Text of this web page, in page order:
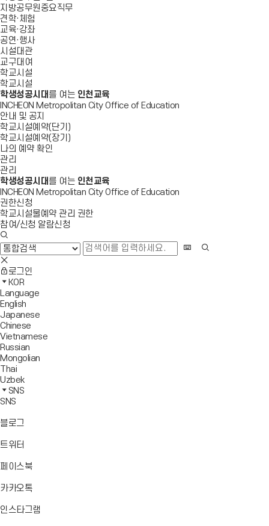
지방공무원중요직무
견학·체험
교육·강좌
공연·행사
시설대관
교구대여
학교시설
학교시설
학생성공시대 를 여는 인천교육
INCHEON Metropolitan City Office of Education
안내 및 공지
학교시설예약(단기)
학교시설예약(장기)
나의 예약 확인
관리
관리
학생성공시대 를 여는 인천교육
INCHEON Metropolitan City Office of Education
권한신청
학교시설물예약 관리 권한
참여/신청 알람신청
검
색
창
열
기
검
검
색
영
역
닫
기
사
이
트
맵
이
동
모
바
일
메
뉴
열
기
전
체
메
뉴
로그인
KOR
Language
English
Japanese
Chinese
Vietnamese
Russian
Mongolian
Thai
Uzbek
SNS
SNS
블로그
트위터
가
페이스북바
가
카카오톡바
가
인스타그램